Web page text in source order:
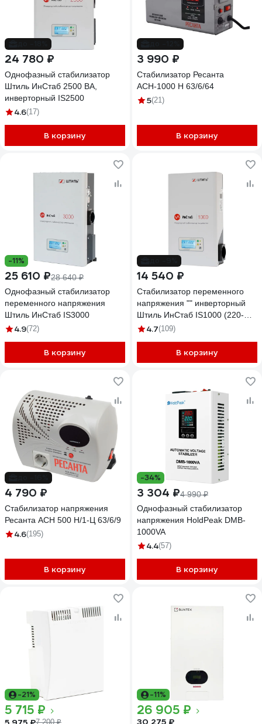
24 780 ₽
Однофазный стабилизатор
Штиль ИнСтаб 2500 ВА,
инверторный IS2500
4.6(17)
В корзину
3 990 ₽
Стабилизатор Ресанта
АСН-1000 Н 63/6/64
5(21)
В корзину
-11%
25 610 ₽28 640 ₽
Однофазный стабилизатор
переменного напряжения
Штиль ИнСтаб IS3000
4.9(72)
В корзину
14 540 ₽
Стабилизатор переменного
напряжения "" инверторный
Штиль ИнСтаб IS1000 (220-
230В)
4.7(109)
В корзину
4 790 ₽
Стабилизатор напряжения
Ресанта АСН 500 Н/1-Ц 63/6/9
4.6(195)
В корзину
-34%
3 304 ₽4 990 ₽
Однофазный стабилизатор
напряжения HoldPeak DMB-
1000VA
4.4(57)
В корзину
-21%
5 715 ₽
7 200 ₽
-11%
26 905 ₽
30 275 ₽